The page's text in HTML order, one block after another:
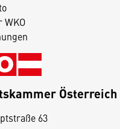
WKO
Österreich
63